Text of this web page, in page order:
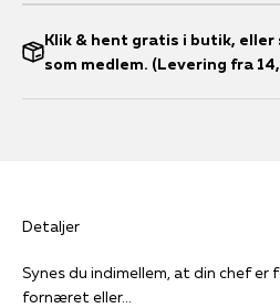
Klik & hent gratis i butik, eller
som medlem. (Levering fra
Detaljer
Synes du indimellem, at din chef
fornæret eller...